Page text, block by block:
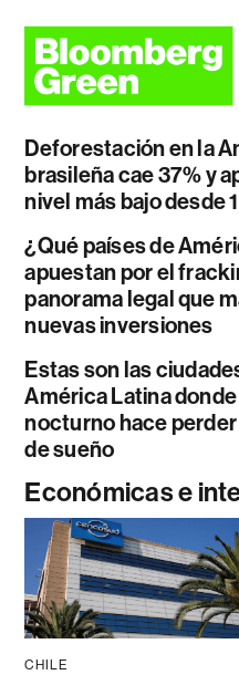
Deforestación en la
brasileña cae 37% y
nivel más bajo desde
¿Qué países de
apuestan por el
panorama legal que
nuevas inversiones
Estas son las
América Latina
nocturno hace
de sueño
Económicas e
CHILE